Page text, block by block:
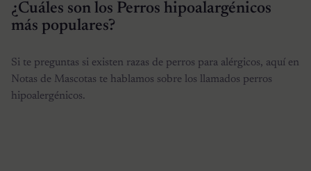
¿Cuáles son los Perros hipoalargénicos
más populares?
Si te preguntas si existen razas de perros para alérgicos, aquí en
Notas de Mascotas te hablamos sobre los llamados perros
hipoalergénicos.